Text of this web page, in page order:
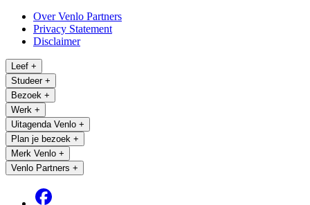
Over Venlo Partners
Privacy Statement
Disclaimer
Leef +
Studeer +
Bezoek +
Werk +
Uitagenda Venlo +
Plan je bezoek +
Merk Venlo +
Venlo Partners +